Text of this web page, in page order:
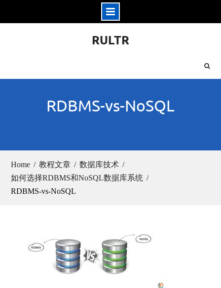
RULTR
RDBMS-vs-NoSQL
Home 教程文章
数据库技术
如何选择RDBMS和NoSQL数据库系统
RDBMS-vs-NoSQL